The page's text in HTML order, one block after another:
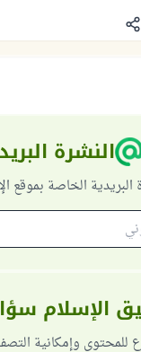
النشرة
البريدية الخاصة بموقع
الإسلام
وإمكانية